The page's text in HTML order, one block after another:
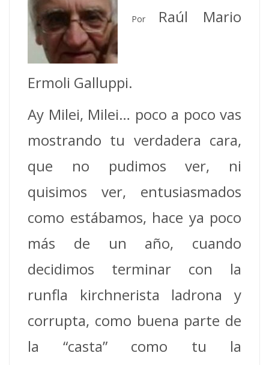
Por Raúl Mario
Ermoli Galluppi.
Ay Milei, Milei… poco a poco vas
mostrando tu verdadera cara,
que no pudimos ver, ni
quisimos ver, entusiasmados
como estábamos, hace ya poco
más de un año, cuando
decidimos terminar con la
runfla kirchnerista ladrona y
corrupta, como buena parte de
la “casta” como tu la